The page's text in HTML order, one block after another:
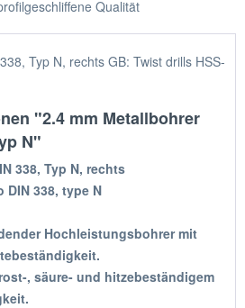
Qualität
Typ N, rechts GB: Twist drills HSS-
"2.4 mm Metallbohrer
N"
338, Typ N, rechts
DIN 338, type N
Hochleistungsbohrer mit
, säure- und hitzebeständigem